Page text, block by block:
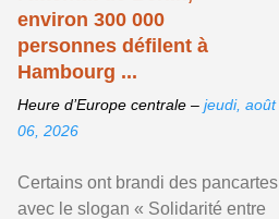
environ 300 000
personnes défilent à
Hambourg ...
Heure d’Europe centrale – jeudi, août
06, 2026
Certains ont brandi des pancartes
avec le slogan « Solidarité entre